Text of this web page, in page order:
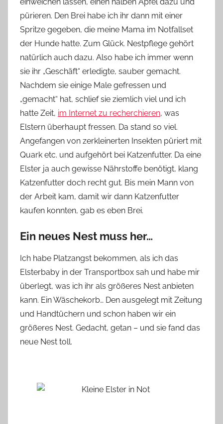
pürieren. Den Brei habe ich ihr dann mit einer
Spritze gegeben, die meine Mama im Notfallset
der Hunde hatte. Zum Glück. Nestpflege gehört
natürlich auch dazu. Also habe ich immer wenn
sie ihr „Geschäft“ erledigte, sauber gemacht.
Nachdem sie einige Male gefressen und
„gemacht“ hat, schlief sie ziemlich viel und ich
hatte Zeit, im Internet zu recherchieren, was
Elstern überhaupt fressen. Da stand so viel.
Angefangen von zerkleinerten Insekten püriert mit
Quark etc. und aufgehört bei Katzenfutter. Da eine
Elster ja auch gewisse Nährstoffe benötigt, klang
Katzenfutter doch recht gut. Bis mein Mann von
der Arbeit kam, damit wir dann Katzenfutter
kaufen konnten, gab es eben Brei.
Ein neues Nest muss her…
Ich habe Platzangst bekommen, als ich das
Elsterbaby in der Transportbox sah und habe mir
überlegt, was ich ihr als größeres Nest anbieten
kann. Ein Wäschekorb… Den ausgelegt mit Zeitung
und Handtüchern und schon haben wir ein
größeres Nest. Gedacht, getan – und sie fand das
neue Nest toll.